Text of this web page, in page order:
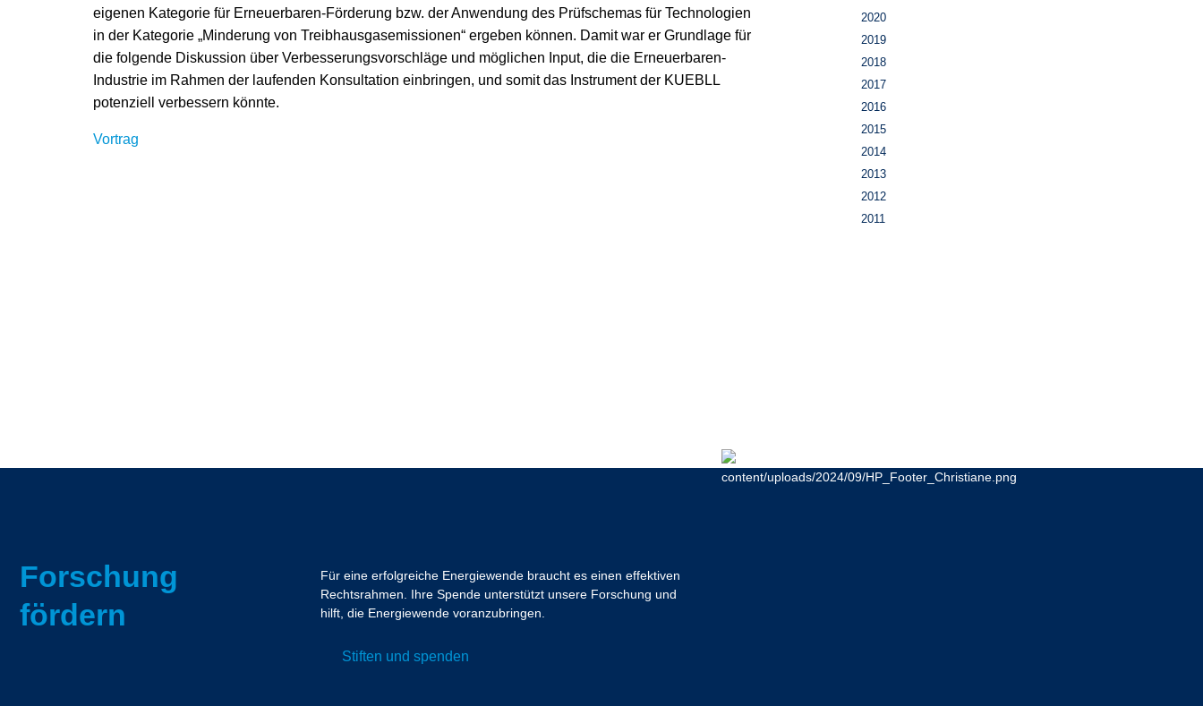
eigenen Kategorie für Erneuerbaren-Förderung bzw. der Anwendung des Prüfschemas für Technologien
in der Kategorie „Minderung von Treibhausgasemissionen“ ergeben können. Damit war er Grundlage für
die folgende Diskussion über Verbesserungsvorschläge und möglichen Input, die die Erneuerbaren-
Industrie im Rahmen der laufenden Konsultation einbringen, und somit das Instrument der KUEBLL
potenziell verbessern könnte.
Vortrag
2020
2019
2018
2017
2016
2015
2014
2013
2012
2011
Forschung
fördern
Für eine erfolgreiche Energiewende braucht es einen effektiven
Rechtsrahmen. Ihre Spende unterstützt unsere Forschung und
hilft, die Energiewende voranzubringen.
Stiften und spenden